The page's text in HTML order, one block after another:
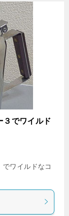
３でワイルド
ワイルドなコ